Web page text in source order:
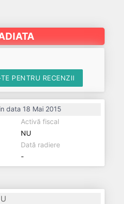
PENTRU RECENZII
data 18 Mai 2015
Activă fiscal
NU
Dată radiere
-